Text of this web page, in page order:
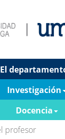
El
Investigación
Docencia
profesor